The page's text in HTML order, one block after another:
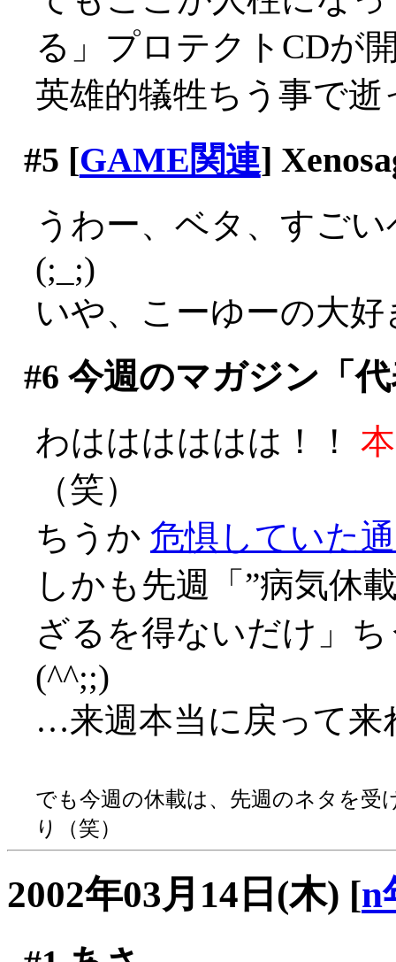
る」プロテクトCDが
英雄的犠牲ちう事で
#5 [GAME関連]
うわー、ベタ、すご
(;_;)
いや、こーゆーの大
#6 今週のマガジン「
わはははははは！！
（笑）
ちうか 危惧していた
しかも先週「”病気休
ざるを得ないだけ」
(^^;;)
…来週本当に戻って来
でも今週の休載は、先週のネタを
り（笑）
2002年03月14日(木) [n